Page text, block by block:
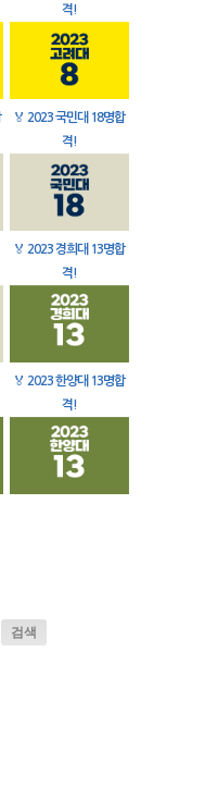
격!
🏅 2023 국민대 18명합
격!
🏅 2023 경희대 13명합
격!
🏅 2023 한양대 13명합
격!
검색